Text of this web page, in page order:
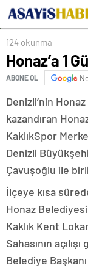
124 okunma
Honaz’a 1
ABONE OL
Denizli’nin
kazandıran
KaklıkSpor
Denizli
Çavuşoğlu ile
İlçeye kısa
Honaz
Kaklık Kent
Sahasının
Belediye